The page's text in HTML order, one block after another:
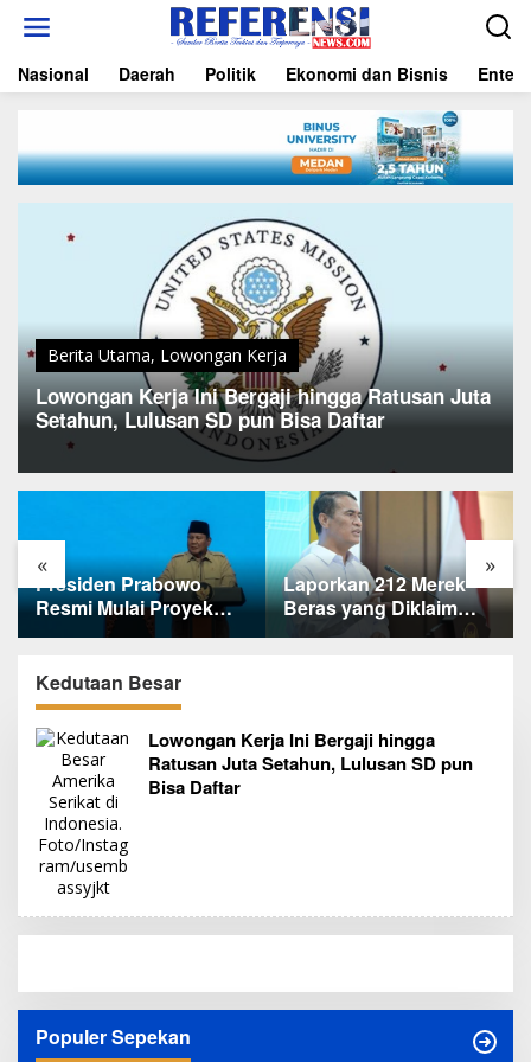
t
Nasional Daerah Politik Ekonomi dan Bisnis
Berita Utama, Lowongan Kerja
Lowongan Kerja Ini Bergaji hingga Ratusan Juta
Setahun, Lulusan SD pun Bisa Daftar
« »
Presiden Prabowo
Resmi Mulai Proyek
Raksasa Baterai
Senilai Rp95,5 Triliun
Laporkan 212 Merek
Beras yang Diklaim
Bermasalah, Mentan
Kedutaan Besar
Lowongan Kerja Ini Bergaji hingga
Ratusan Juta Setahun, Lulusan SD pun
Bisa Daftar
Populer Sepekan